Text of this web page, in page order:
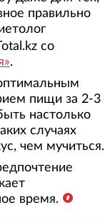
правильно
со
.
пищи за 2-3
настолько
случаях
чем мучиться.
время.